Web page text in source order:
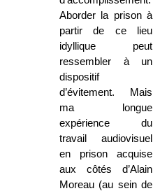
Aborder la prison à
partir de ce lieu
idyllique peut
ressembler à un
dispositif
d’évitement. Mais
ma longue
expérience du
travail audiovisuel
en prison acquise
aux côtés d’Alain
Moreau (au sein de